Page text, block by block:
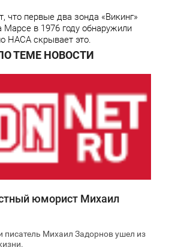
что первые два зонда «Викинг»
в 1976 году обнаружили
НАСА скрывает это.
ТЕМЕ НОВОСТИ
юморист Михаил
писатель Михаил Задорнов ушел из